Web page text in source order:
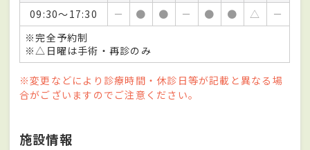
09:30～17:30
－ ● ● － ● ● △
－
※完全予約制
※△日曜は手術・再診のみ
※変更などにより診療時間・休診日等が記載と異なる場
合がございますのでご注意ください。
施設情報